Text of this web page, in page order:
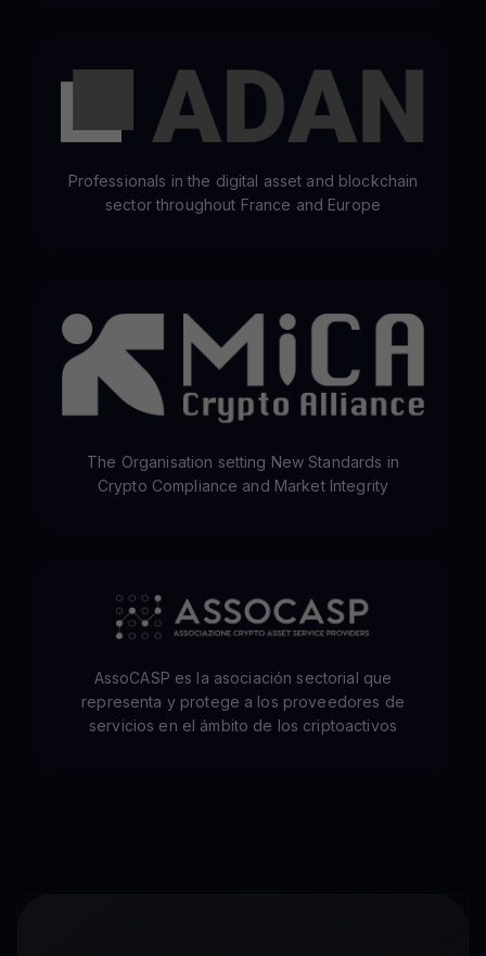
Professionals in the digital asset and blockchain
sector throughout France and Europe
The Organisation setting New Standards in
Crypto Compliance and Market Integrity
AssoCASP es la asociación sectorial que
representa y protege a los proveedores de
servicios en el ámbito de los criptoactivos